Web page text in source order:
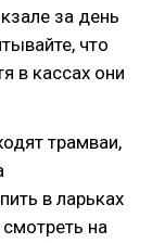
за день
что
в кассах они
трамваи,
в ларьках
на